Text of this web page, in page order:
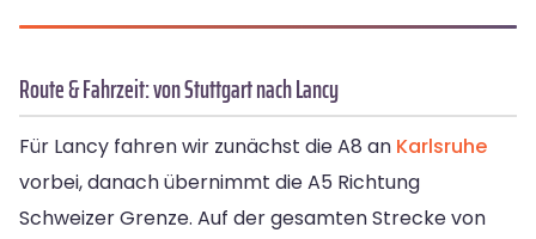
Route & Fahrzeit: von Stuttgart nach Lancy
Für Lancy fahren wir zunächst die A8 an Karlsruhe
vorbei, danach übernimmt die A5 Richtung
Schweizer Grenze. Auf der gesamten Strecke von